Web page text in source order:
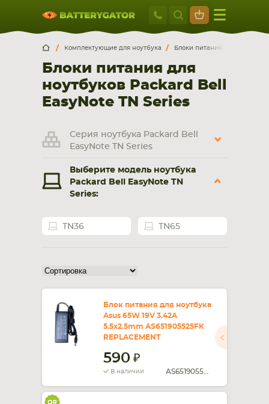
Москва
+7 495 414
Москва Санкт-Петербург
г. Москва, ул. Ткацкая, 5с3 (м. Семеновская)
5 мин. ходьбы от ст.м. “Семеновская”
+7 495 414 28 59
9:00-21:00
смартфона, планшета
СМАРТФОНА
Комплектующие для ноутбука Блоки питания для
Блоки питания для
ноутбуков Packard Bell
EasyNote TN Series
Серия ноутбука Packard Bell
EasyNote TN Series
Выберите модель ноутбука
Packard Bell EasyNote TN
Series:
TN36 TN65
Блок питания для ноутбука
Asus 65W 19V 3.42A
5.5x2.5mm AS651905525FK
REPLACEMENT
590
В наличии